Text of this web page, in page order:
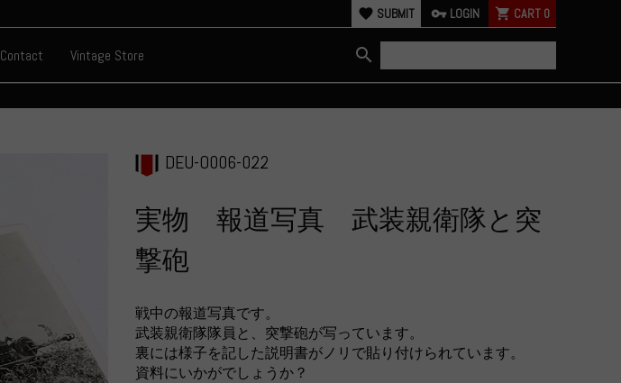
favorite SUBMIT vpn_key LOGIN shopping_cart CART 0
Contact Vintage Store search
DEU-O006-022
実物 報道写真 武装親衛隊と突
撃砲
戦中の報道写真です。
武装親衛隊隊員と、突撃砲が写っています。
裏には様子を記した説明書がノリで貼り付けられています。
資料にいかがでしょうか？